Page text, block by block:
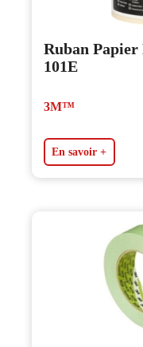
Ruban
101E
3M™
En savoir +